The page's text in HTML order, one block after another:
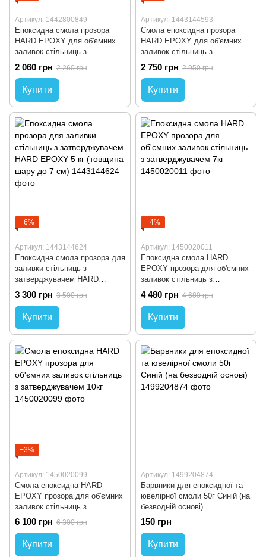
Артикул: 1442800849
Епоксидна смола прозора
HARD EPOXY для об'ємних
заливок стільниць з
затверджувачем (товщина
шару до 7см) 3кг
2 060 грн 2 260 грн
Купити
Артикул: 1443144593
Смола епоксидна прозора
HARD EPOXY для об'ємних
заливок стільниць з
затверджувачем (товщина
шару до 7 см) 4кг
2 750 грн 2 950 грн
Купити
−6%
Артикул: 1443144624
Епоксидна смола прозора для
заливки стільниць з
затверджувачем HARD
EPOXY 5 кг (товщина шару до
7 см)
3 300 грн 3 500 грн
Купити
−4%
Артикул: 1450020011
Епоксидна смола HARD
EPOXY прозора для об'ємних
заливок стільниць з
затверджувачем 7кг
4 480 грн 4 680 грн
Купити
−3%
Артикул: 1450020099
Смола епоксидна HARD
EPOXY прозора для об'ємних
заливок стільниць з
затверджувачем 10кг
6 100 грн 6 300 грн
Купити
Артикул: 1499204874
Барвники для епоксидної та
ювелірної смоли 50г Синій (на
безводній основі)
150 грн
Купити